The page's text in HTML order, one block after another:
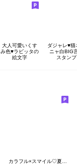
大人可愛いくす
み色♥️ラビッタの
絵文字
ダジャレ♥️猫
ニャ白BIG
スタンプ
カラフル×スマイル♡夏絵文字♡